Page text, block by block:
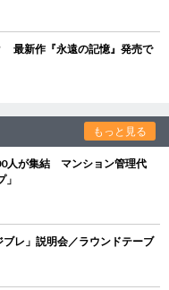
最新作『永遠の記憶』発売で
もっと見る
人が集結 マンション管理代
レ」説明会／ラウンドテーブ